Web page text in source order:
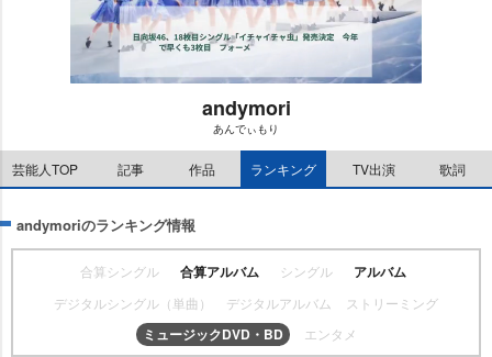
u
t
andymori
あんでぃもり
芸能人TOP 記事 作品 ランキング TV出演 歌詞
andymoriのランキング情報
合算シングル 合算アルバム シングル アルバム
デジタルシングル（単曲） デジタルアルバム ストリーミング
ミュージックDVD・BD エンタメ